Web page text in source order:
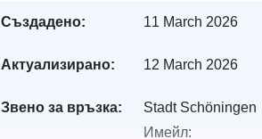
Създадено: 11 March 2026
Актуализирано: 12 March 2026
Звено за връзка:
Stadt Schöningen
Имейл: